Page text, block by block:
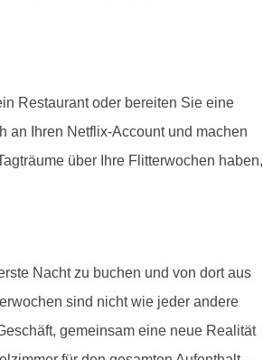
Restaurant oder bereiten Sie eine
Ihren Netflix-Account und machen
über Ihre Flitterwochen haben,
Nacht zu buchen und von dort aus
sind nicht wie jeder andere
gemeinsam eine neue Realität